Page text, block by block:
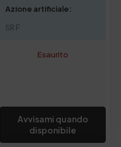
Azione artificiale:
SR F
Esaurito
Avvisami quando
disponibile